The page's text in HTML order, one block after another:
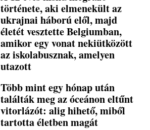
története, aki elmenekült az
ukrajnai háború elől, majd
életét vesztette Belgiumban,
amikor egy vonat nekiütközött
az iskolabusznak, amelyen
utazott
Több mint egy hónap után
találták meg az óceánon eltűnt
vitorlázót: alig hihető, miből
tartotta életben magát